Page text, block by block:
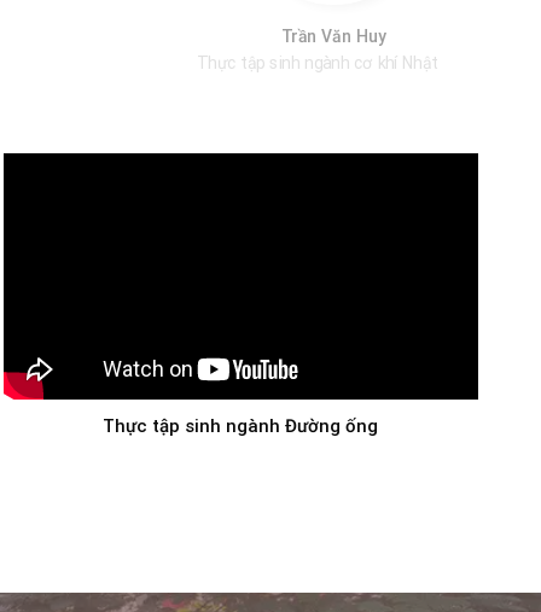
Lê Thị Phương Mai
Xuất khẩu lao động ngành nông nghiệp Nhật Bản